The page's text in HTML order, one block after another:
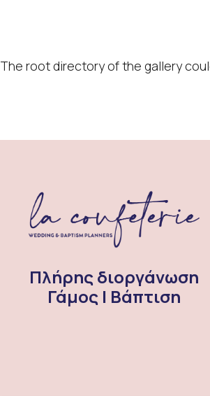
The root directory of the gallery
Πλήρης διοργάνωση
Γάμος | Βάπτιση